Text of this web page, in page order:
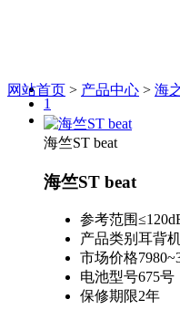
1
2
网站首页 > 产品中心 > 海
海竺ST beat
海竺ST beat
参考范围
产品类别 耳背
市场价格
电池型号675号
保修期限2年